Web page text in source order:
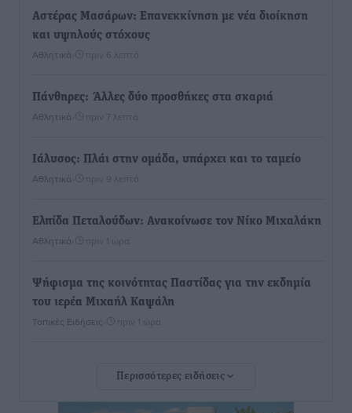
Αστέρας Μασάρων: Επανεκκίνηση με νέα διοίκηση
και υψηλούς στόχους
Αθλητικά πριν 6 λεπτά
Πάνθηρες: Άλλες δύο προσθήκες στα σκαριά
Αθλητικά πριν 7 λεπτά
Ιάλυσος: Πλάι στην ομάδα, υπάρχει και το ταμείο
Αθλητικά πριν 9 λεπτά
Ελπίδα Πεταλούδων: Ανακοίνωσε τον Νίκο Μιχαλάκη
Αθλητικά πριν 1 ώρα
Ψήφισμα της κοινότητας Παστίδας για την εκδημία
του ιερέα Μιχαήλ Καψάλη
Τοπικές Ειδήσεις πριν 1 ώρα
61ης Πανελλήνιας Έκθεσης Χειροτεχνίας και
Αγροτικής Οικονομίας Κρεμαστής
Περισσότερες ειδήσεις